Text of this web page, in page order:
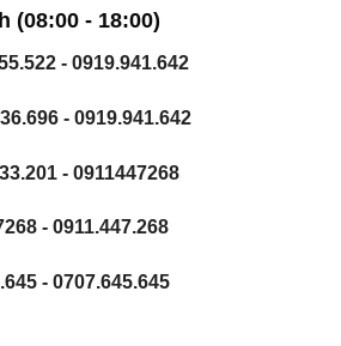
(08:00 - 18:00)
- 0919.941.642
- 0919.941.642
- 0911447268
- 0911.447.268
- 0707.645.645